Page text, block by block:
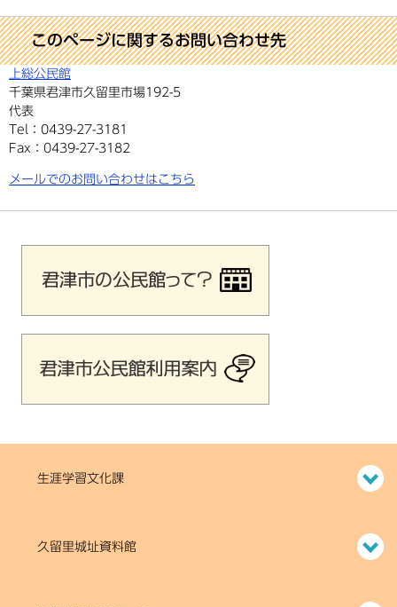
生涯学習文化課
久留里城址資料館
このページに関するお問い合わせ先
上総公民館
代表
千葉県君津市久留里市場192-5
Tel：0439-27-3181
Fax：0439-27-3182
メールでのお問い合わせはこちら